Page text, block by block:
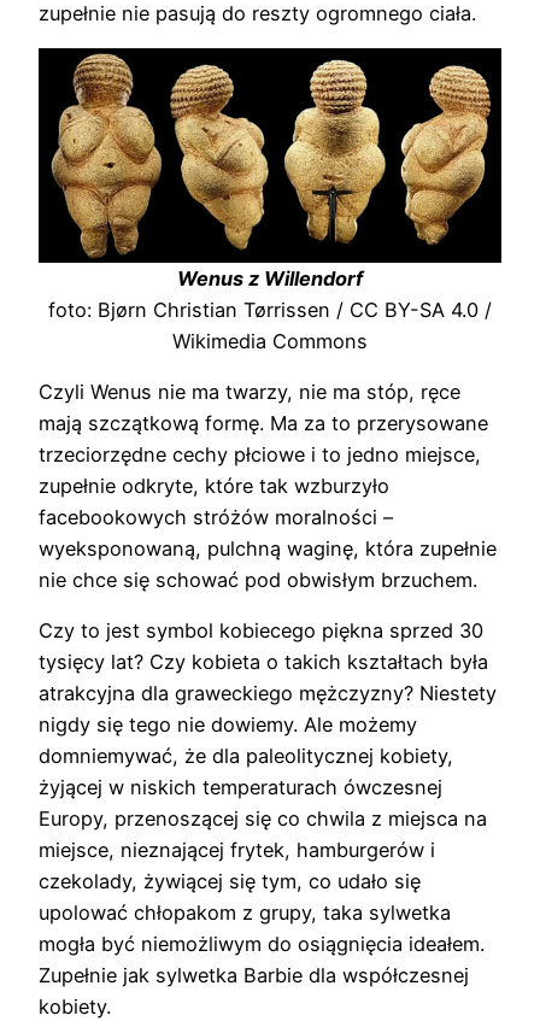
zupełnie nie pasują do reszty ogromnego ciała.
Wenus z Willendorf
foto: Bjørn Christian Tørrissen / CC BY-SA 4.0 /
Wikimedia Commons
Czyli Wenus nie ma twarzy, nie ma stóp, ręce
mają szczątkową formę. Ma za to przerysowane
trzeciorzędne cechy płciowe i to jedno miejsce,
zupełnie odkryte, które tak wzburzyło
facebookowych stróżów moralności –
wyeksponowaną, pulchną waginę, która zupełnie
nie chce się schować pod obwisłym brzuchem.
Czy to jest symbol kobiecego piękna sprzed 30
tysięcy lat? Czy kobieta o takich kształtach była
atrakcyjna dla graweckiego mężczyzny? Niestety
nigdy się tego nie dowiemy. Ale możemy
domniemywać, że dla paleolitycznej kobiety,
żyjącej w niskich temperaturach ówczesnej
Europy, przenoszącej się co chwila z miejsca na
miejsce, nieznającej frytek, hamburgerów i
czekolady, żywiącej się tym, co udało się
upolować chłopakom z grupy, taka sylwetka
mogła być niemożliwym do osiągnięcia ideałem.
Zupełnie jak sylwetka Barbie dla współczesnej
kobiety.